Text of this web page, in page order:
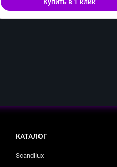
КАТАЛОГ
Scandilux